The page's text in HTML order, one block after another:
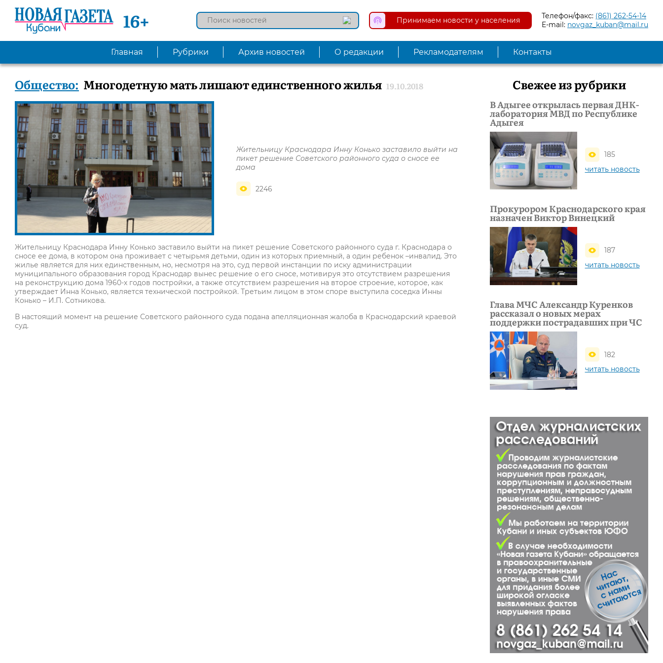
16+ Принимаем новости у населения Телефон/факс: (861) 262-54-14
E-mail: novgaz_kuban@mail.ru
Главная Рубрики Архив новостей О редакции Рекламодателям Контакты
Общество: Многодетную мать лишают единственного жилья 19.10.2018
Жительницу Краснодара Инну Конько заставило выйти на
пикет решение Советского районного суда о сносе ее
дома
2246
Жительницу Краснодара Инну Конько заставило выйти на пикет решение Советского районного суда г. Краснодара о
сносе ее дома, в котором она проживает с четырьмя детьми, один из которых приемный, а один ребенок –инвалид. Это
жилье является для них единственным, но, несмотря на это, суд первой инстанции по иску администрации
муниципального образования город Краснодар вынес решение о его сносе, мотивируя это отсутствием разрешения
на реконструкцию дома 1960-х годов постройки, а также отсутствием разрешения на второе строение, которое, как
утверждает Инна Конько, является технической постройкой. Третьим лицом в этом споре выступила соседка Инны
Конько – И.П. Сотникова.
В настоящий момент на решение Советского районного суда подана апелляционная жалоба в Краснодарский краевой
суд.
Свежее из рубрики
В Адыгее открылась первая ДНК-
лаборатория МВД по Республике
Адыгея
185
читать новость
Прокурором Краснодарского края
назначен Виктор Винецкий
187
читать новость
Глава МЧС Александр Куренков
рассказал о новых мерах
поддержки пострадавших при ЧС
182
читать новость